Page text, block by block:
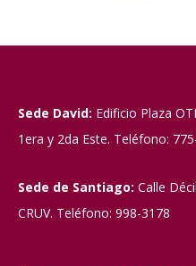
Sede David: Edificio Plaza
1era y 2da Este. Teléfono:
Sede de Santiago: Calle
CRUV. Teléfono: 998-3178